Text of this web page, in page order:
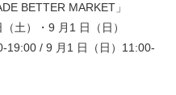
BETTER MARKET」
⼟）・9 ⽉1 ⽇（⽇）
19:00 / 9 ⽉1 ⽇（⽇）11:00-